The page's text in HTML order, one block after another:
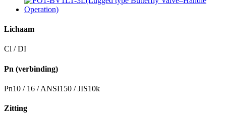
Lichaam
Cl / DI
Pn (verbinding)
Pn10 / 16 / ANSI150 / JIS10k
Zitting